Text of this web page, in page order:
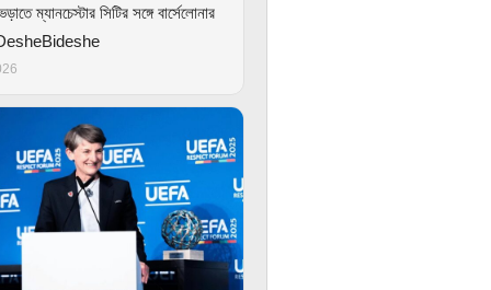
ম্যানচেস্টার সিটির সঙ্গে বার্সেলোনার